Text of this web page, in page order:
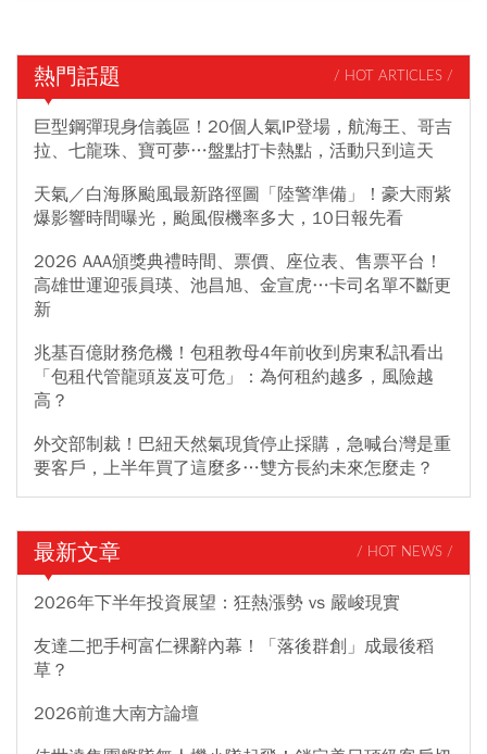
熱門話題 / HOT ARTICLES /
巨型鋼彈現身信義區！20個人氣IP登場，航海王、哥吉
拉、七龍珠、寶可夢…盤點打卡熱點，活動只到這天
天氣／白海豚颱風最新路徑圖「陸警準備」！豪大雨紫
爆影響時間曝光，颱風假機率多大，10日報先看
2026 AAA頒獎典禮時間、票價、座位表、售票平台！
高雄世運迎張員瑛、池昌旭、金宣虎…卡司名單不斷更
新
兆基百億財務危機！包租教母4年前收到房東私訊看出
「包租代管龍頭岌岌可危」：為何租約越多，風險越
高？
外交部制裁！巴紐天然氣現貨停止採購，急喊台灣是重
要客戶，上半年買了這麼多…雙方長約未來怎麼走？
最新文章 / HOT NEWS /
2026年下半年投資展望：狂熱漲勢 vs 嚴峻現實
友達二把手柯富仁裸辭內幕！「落後群創」成最後稻
草？
2026前進大南方論壇